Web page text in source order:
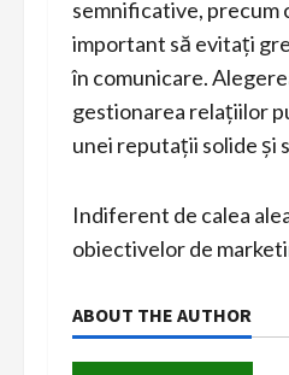
semnificative, precum
important să evitați
în comunicare.
gestionarea relațiilor
unei reputații solide și
Indiferent de calea
obiectivelor de
ABOUT THE AUTHOR